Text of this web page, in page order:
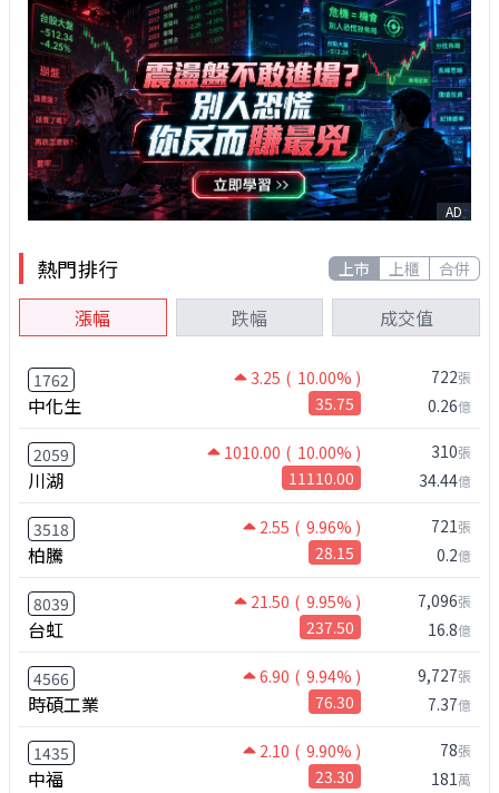
AD
熱門排行 上市 上櫃 合併
漲幅 跌幅 成交值
1762 3.25 ( 10.00% )
中化生 35.75
722張
0.26億
2059 1010.00 ( 10.00% )
川湖 11110.00
310張
34.44億
3518 2.55 ( 9.96% )
柏騰 28.15
721張
0.2億
8039 21.50 ( 9.95% )
台虹 237.50
7,096張
16.8億
4566 6.90 ( 9.94% )
時碩工業 76.30
9,727張
7.37億
1435 2.10 ( 9.90% )
中福 23.30
78張
181萬